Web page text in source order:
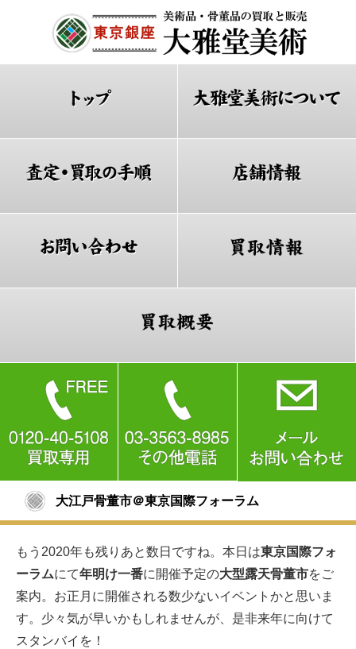
大江戸骨董市＠東京国際フォーラム
もう2020年も残りあと数日ですね。本日は東京国際フォ
ーラムにて年明け一番に開催予定の大型露天骨董市をご
案内。お正月に開催される数少ないイベントかと思いま
す。少々気が早いかもしれませんが、是非来年に向けて
スタンバイを！